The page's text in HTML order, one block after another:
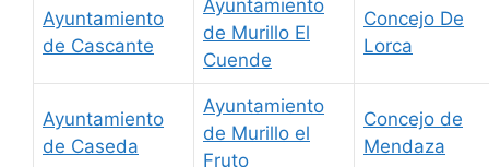
Ayuntamiento
de Cascante
Ayuntamiento
de Murillo El
Cuende
Concejo De
Lorca
Ayuntamiento
de Caseda
Ayuntamiento
de Murillo el
Fruto
Concejo de
Mendaza